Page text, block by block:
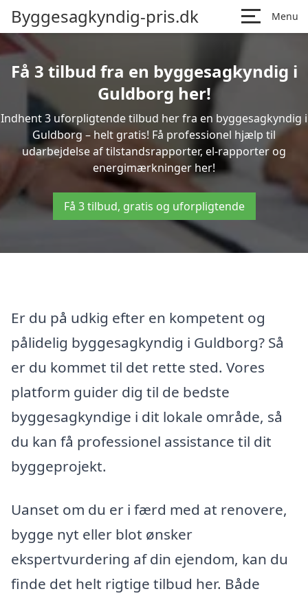
Byggesagkyndig-pris.dk Menu
Få 3 tilbud fra en byggesagkyndig i
Guldborg her!
Indhent 3 uforpligtende tilbud her fra en byggesagkyndig i
Guldborg – helt gratis! Få professionel hjælp til
udarbejdelse af tilstandsrapporter, el-rapporter og
energimærkninger her!
Få 3 tilbud, gratis og uforpligtende
Er du på udkig efter en kompetent og
pålidelig byggesagkyndig i Guldborg? Så
er du kommet til det rette sted. Vores
platform guider dig til de bedste
byggesagkyndige i dit lokale område, så
du kan få professionel assistance til dit
byggeprojekt.
Uanset om du er i færd med at renovere,
bygge nyt eller blot ønsker
ekspertvurdering af din ejendom, kan du
finde det helt rigtige tilbud her. Både